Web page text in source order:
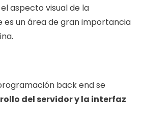
aspecto visual de la
es un área de gran importancia
back end se
del servidor y la interfaz